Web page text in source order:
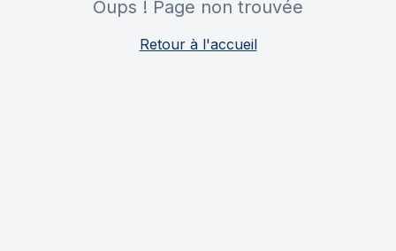
Oups ! Page non trouvée
Retour à l'accueil